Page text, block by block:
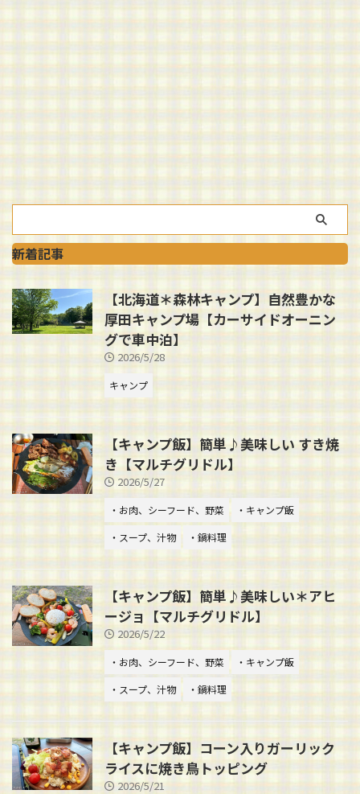
新着記事
【北海道＊森林キャンプ】自然豊かな
厚田キャンプ場【カーサイドオーニン
グで車中泊】
2026/5/28
キャンプ
【キャンプ飯】簡単♪美味しい すき焼
き【マルチグリドル】
2026/5/27
・お肉、シーフード、野菜
・キャンプ飯
・スープ、汁物
・鍋料理
【キャンプ飯】簡単♪美味しい＊アヒ
ージョ【マルチグリドル】
2026/5/22
・お肉、シーフード、野菜
・キャンプ飯
・スープ、汁物
・鍋料理
【キャンプ飯】コーン入りガーリック
ライスに焼き鳥トッピング
2026/5/21